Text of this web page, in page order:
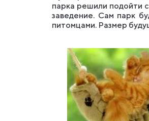
парка решили подойти
заведение. Сам парк
питомцами. Размер